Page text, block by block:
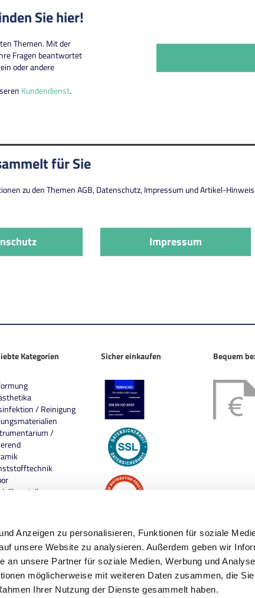
Anzeigen zu personalisieren, Funktionen für soziale
unsere Website zu analysieren. Außerdem geben wir
an unsere Partner für soziale Medien, Werbung und
möglicherweise mit weiteren Daten zusammen, die
Ihrer Nutzung der Dienste gesammelt haben.
Sie hier!
Themen. Mit der
Fragen beantwortet
oder andere
Kundendienst.
für Sie
zu den Themen AGB, Datenschutz, Impressum und Artikel-
Impressum
Kategorien
/ Reinigung
/
Sicher einkaufen Bequem